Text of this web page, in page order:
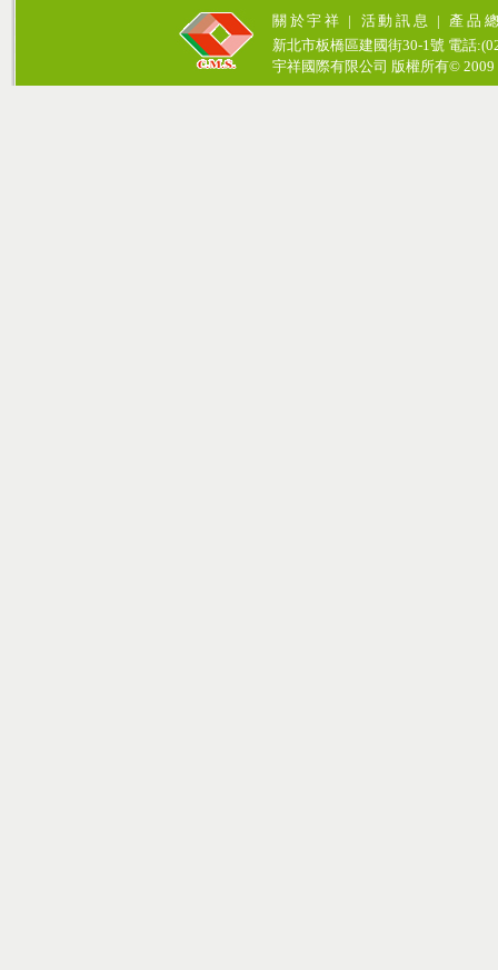
關於宇祥 | 活動訊息 | 產品
新北市板橋區建國街30-1號 電話
宇祥國際有限公司 版權所有© 2009